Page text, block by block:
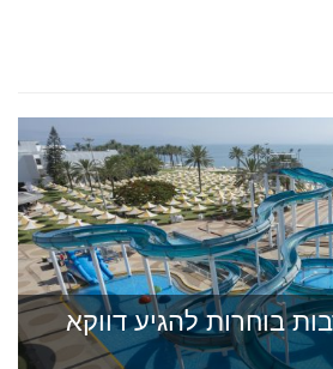
בוחרות להגיע דווקא